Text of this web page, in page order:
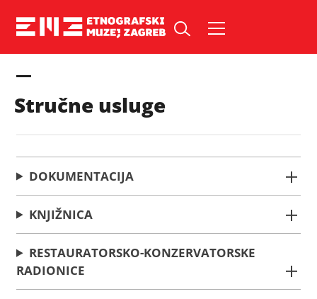
Stručne usluge
DOKUMENTACIJA
KNJIŽNICA
RESTAURATORSKO-KONZERVATORSKE
RADIONICE